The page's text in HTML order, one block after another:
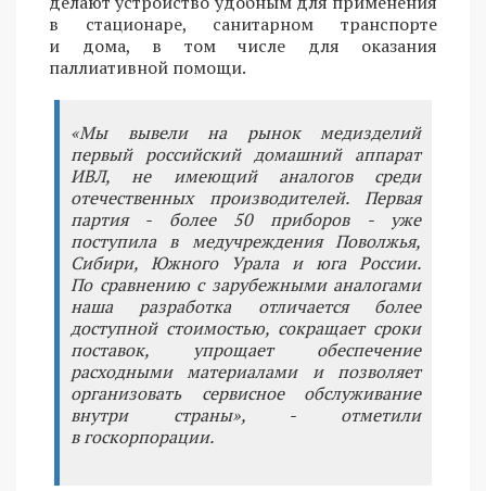
в стационаре, санитарном транспорте
и дома, в том числе для оказания
паллиативной помощи.
«Мы вывели на рынок медизделий
первый российский домашний аппарат
ИВЛ, не имеющий аналогов среди
отечественных производителей. Первая
партия - более 50 приборов - уже
поступила в медучреждения Поволжья,
Сибири, Южного Урала и юга России.
По сравнению с зарубежными аналогами
наша разработка отличается более
доступной стоимостью, сокращает сроки
поставок, упрощает обеспечение
расходными материалами и позволяет
организовать сервисное обслуживание
внутри страны», - отметили
в госкорпорации.